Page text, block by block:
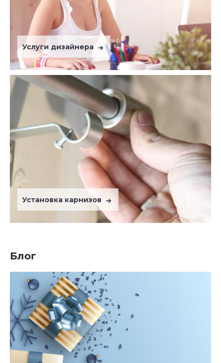
Услуги дизайнера
Установка карнизов
Блог